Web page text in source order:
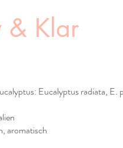
& Klar
Eucalyptus radiata, E.
aromatisch